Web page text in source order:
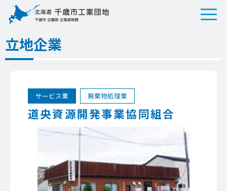
立地企業
サービス業 廃棄物処理業
道央資源開発事業協同組合